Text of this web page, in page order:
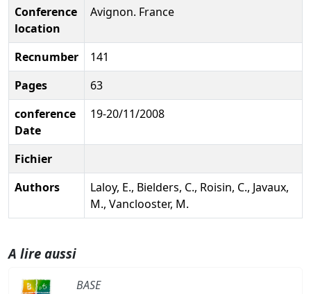
Conference
location
Avignon. France
Recnumber
141
Pages
63
conference
Date
19-20/11/2008
Fichier
Authors
Laloy, E., Bielders, C., Roisin, C., Javaux,
M., Vanclooster, M.
A lire aussi
BASE